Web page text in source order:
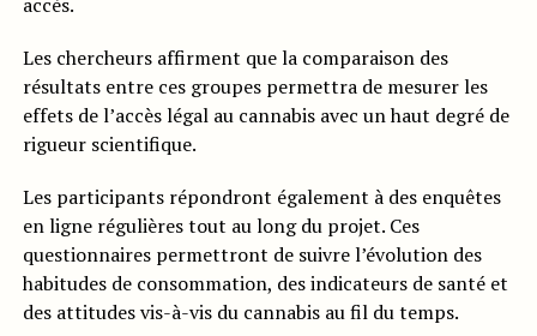
Les chercheurs affirment que la comparaison des
résultats entre ces groupes permettra de mesurer les
effets de l’accès légal au cannabis avec un haut degré de
rigueur scientifique.
Les participants répondront également à des enquêtes
en ligne régulières tout au long du projet. Ces
questionnaires permettront de suivre l’évolution des
habitudes de consommation, des indicateurs de santé et
des attitudes vis-à-vis du cannabis au fil du temps.